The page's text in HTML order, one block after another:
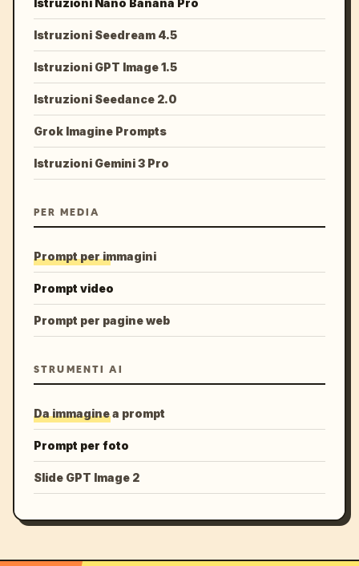
Istruzioni Nano Banana Pro
Istruzioni Seedream 4.5
Istruzioni GPT Image 1.5
Istruzioni Seedance 2.0
Grok Imagine Prompts
Istruzioni Gemini 3 Pro
PER MEDIA
Prompt per immagini
Prompt video
Prompt per pagine web
STRUMENTI AI
Da immagine a prompt
Prompt per foto
Slide GPT Image 2